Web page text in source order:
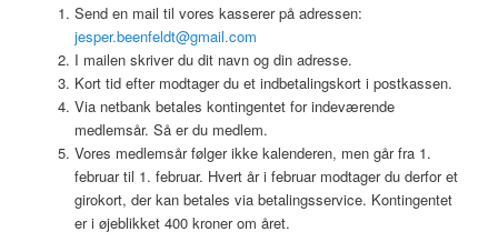
Send en mail til vores kasserer på adressen:
jesper.beenfeldt@gmail.com
I mailen skriver du dit navn og din adresse.
Kort tid efter modtager du et indbetalingskort i postkassen.
Via netbank betales kontingentet for indeværende
medlemsår. Så er du medlem.
Vores medlemsår følger ikke kalenderen, men går fra 1.
februar til 1. februar. Hvert år i februar modtager du derfor et
girokort, der kan betales via betalingsservice. Kontingentet
er i øjeblikket 400 kroner om året.